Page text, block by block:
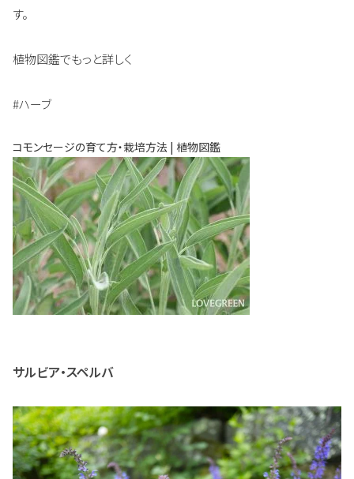
す。
植物図鑑でもっと詳しく
#ハーブ
コモンセージの育て方・栽培方法 | 植物図鑑
サルビア・スペルバ